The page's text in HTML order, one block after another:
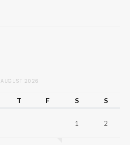
AUGUST 2026
T F S S
1 2